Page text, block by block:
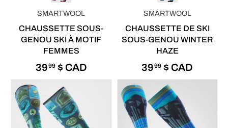
SMARTWOOL
CHAUSSETTE SOUS-
GENOU SKI À MOTIF
FEMMES
3999$ CAD
SMARTWOOL
CHAUSSETTE DE SKI
SOUS-GENOU WINTER
HAZE
3999 $ CAD